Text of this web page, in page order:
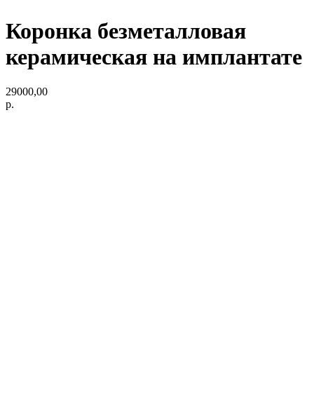
Коронка безметалловая
керамическая на имплантате
29000,00
р.